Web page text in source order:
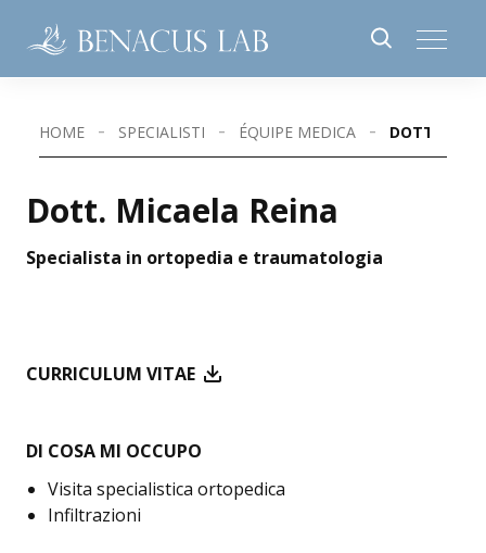
HOME SPECIALISTI ÉQUIPE MEDICA DOTT.
Dott. Micaela Reina
Specialista in ortopedia e traumatologia
CURRICULUM VITAE
DI COSA MI OCCUPO
Visita specialistica ortopedica
Infiltrazioni